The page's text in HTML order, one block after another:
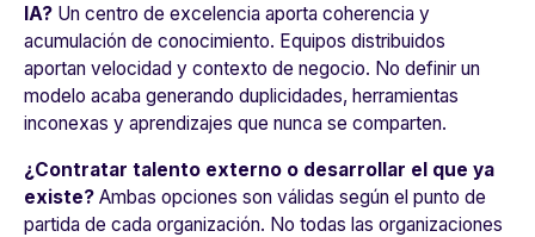
IA? Un centro de excelencia aporta coherencia y
acumulación de conocimiento. Equipos distribuidos
aportan velocidad y contexto de negocio. No definir un
modelo acaba generando duplicidades, herramientas
inconexas y aprendizajes que nunca se comparten.
¿Contratar talento externo o desarrollar el que ya
existe? Ambas opciones son válidas según el punto de
partida de cada organización. No todas las organizaciones